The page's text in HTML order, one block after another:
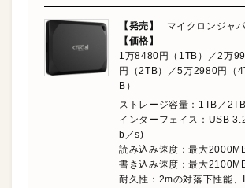
【発売】
マイクロンジャ
【価格】
1万8480円（1TB）／2万
円（2TB）／5万2980円（
B）
ストレージ容量：1TB／
インターフェイス：‎USB
b／s)
読み込み速度：最大
書き込み速度：最大
耐久性：2mの対落下性能